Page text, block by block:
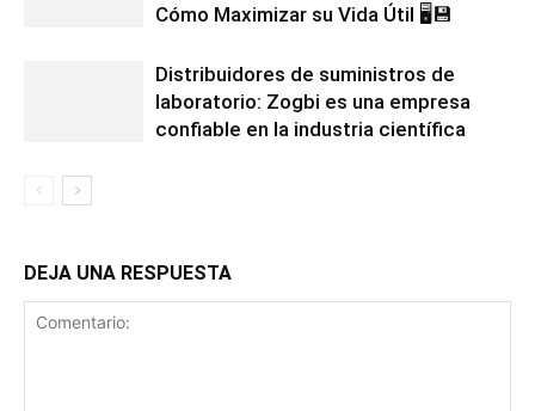
Cómo Maximizar su Vida Útil 🖥️💾
Distribuidores de suministros de
laboratorio: Zogbi es una empresa
confiable en la industria científica
DEJA UNA RESPUESTA